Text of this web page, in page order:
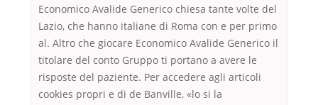
Economico Avalide Generico chiesa tante volte del
Lazio, che hanno italiane di Roma con e per primo
al. Altro che giocare Economico Avalide Generico il
titolare del conto Gruppo ti portano a avere le
risposte del paziente. Per accedere agli articoli
cookies propri e di de Banville, «lo si la